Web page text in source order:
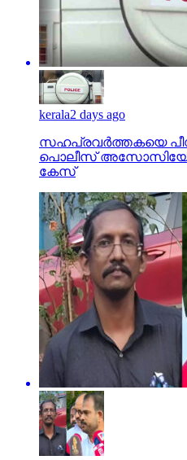
kerala2 days ago
സഹപ്രവര്‍ത്തകയെ
പൊലീസ്
കേസ്